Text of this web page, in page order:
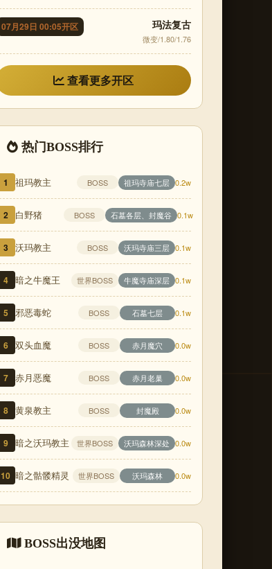
07月29日 00:05开区 玛法复古
微变/1.80/1.76
查看更多开区
热门BOSS排行
1 祖玛教主 BOSS 祖玛寺庙七层 0.2w
2 白野猪 BOSS 石墓各层、封魔谷 0.1w
3 沃玛教主 BOSS 沃玛寺庙三层 0.1w
4 暗之牛魔王 世界BOSS 牛魔寺庙深层 0.1w
5 邪恶毒蛇 BOSS 石墓七层 0.1w
6 双头血魔 BOSS 赤月魔穴 0.0w
7 赤月恶魔 BOSS 赤月老巢 0.0w
8 黄泉教主 BOSS 封魔殿 0.0w
9 暗之沃玛教主 世界BOSS 沃玛森林深处 0.0w
10 暗之骷髅精灵 世界BOSS 沃玛森林 0.0w
BOSS出没地图